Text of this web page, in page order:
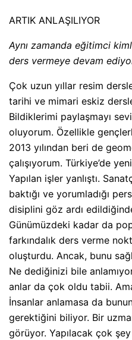
ARTIK ANLAŞILIYOR
Aynı zamanda eğitimci
ders vermeye devam
Çok uzun yıllar resim
tarihi ve mimari eskiz
Bildiklerimi paylaşmayı
oluyorum. Özellikle
2013 yılından beri de
çalışıyorum. Türkiye’de
Yapılan işler yanlıştı.
baktığı ve yorumladığı
disiplini göz ardı
Günümüzdeki kadar da
farkındalık ders verme
oluşturdu. Ancak, bunu
Ne dediğinizi bile
anlar da çok oldu tabii.
İnsanlar anlamasa da
gerektiğini biliyor. Bir
görüyor. Yapılacak çok